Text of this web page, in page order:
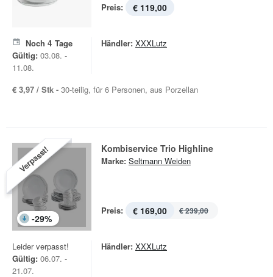
Preis: € 119,00
Noch 4 Tage
Gültig: 03.08. -
11.08.
Händler: XXXLutz
€ 3,97 / Stk - 30-teilig, für 6 Personen, aus Porzellan
Verpasst!
-29%
Kombiservice Trio Highline
Marke: Seltmann Weiden
Preis: € 169,00 € 239,00
Leider verpasst!
Gültig: 06.07. -
21.07.
Händler: XXXLutz